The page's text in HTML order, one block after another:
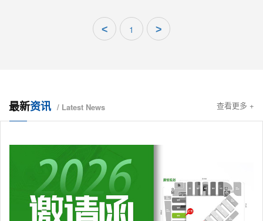
< 1 >
最新资讯 / Latest News 查看更多 +